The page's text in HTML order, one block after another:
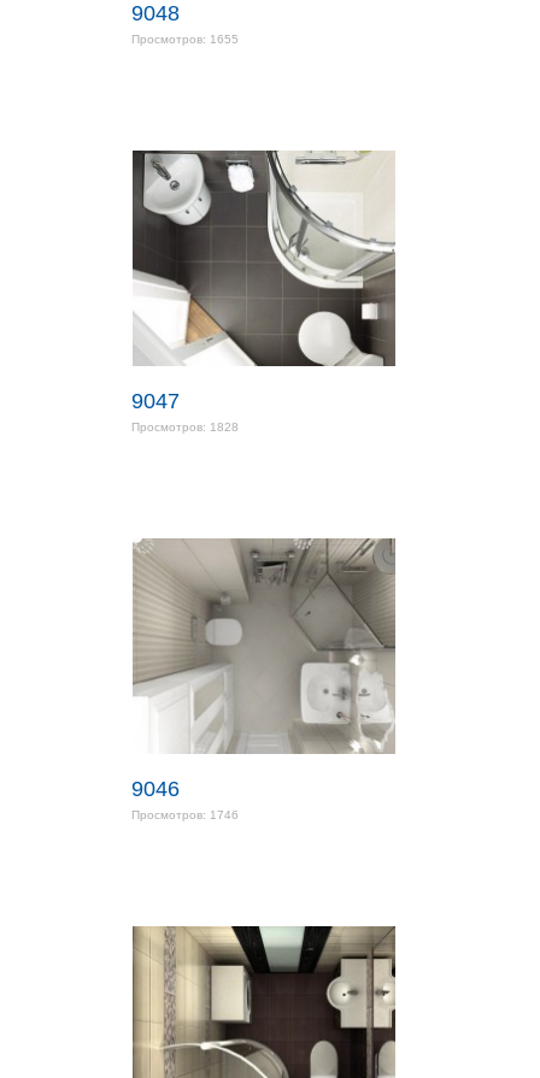
9048
Просмотров: 1655
9047
Просмотров: 1828
9046
Просмотров: 1746